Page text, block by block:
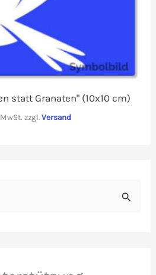
statt Granaten" (10x10 cm)
zzgl.Versand